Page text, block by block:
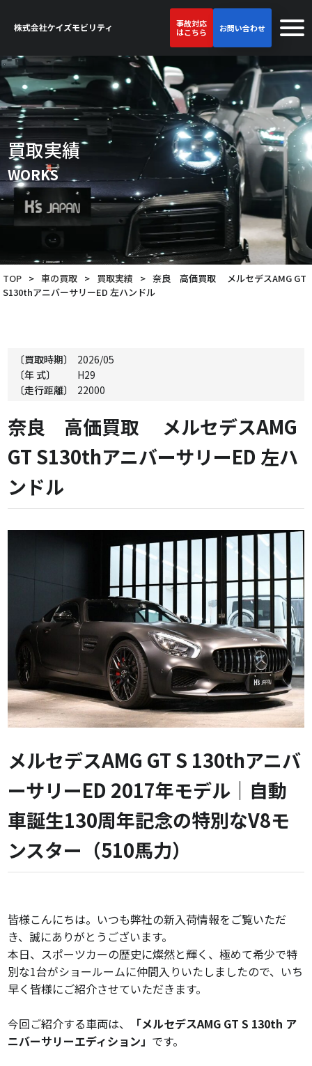
事故対応
はこちら
お問い合わせ
買取実績
WORKS
TOP > 車の買取 > 買取実績 > 奈良 高価買取 メルセデスAMG GT
S130thアニバーサリーED 左ハンドル
〔買取時期〕
2026/05
〔年 式〕
H29
〔走行距離〕
22000
奈良 高価買取 メルセデスAMG
GT S130thアニバーサリーED 左ハ
ンドル
メルセデスAMG GT S 130thアニバ
ーサリーED 2017年モデル｜自動
車誕生130周年記念の特別なV8モ
ンスター（510馬力）
皆様こんにちは。いつも弊社の新入荷情報をご覧いただ
き、誠にありがとうございます。
本日、スポーツカーの歴史に燦然と輝く、極めて希少で特
別な1台がショールームに仲間入りいたしましたので、いち
早く皆様にご紹介させていただきます。
今回ご紹介する車両は、
「メルセデスAMG GT S 130th ア
ニバーサリーエディション」 です。